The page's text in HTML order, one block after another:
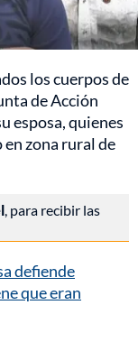
los cuerpos de
de Acción
esposa, quienes
zona rural de
, para recibir las
defiende
que eran